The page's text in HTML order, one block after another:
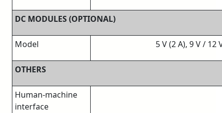
DC MODULES (OPTIONAL)
Model 5 V (2 A), 9 V / 12
OTHERS
Human-machine
interface